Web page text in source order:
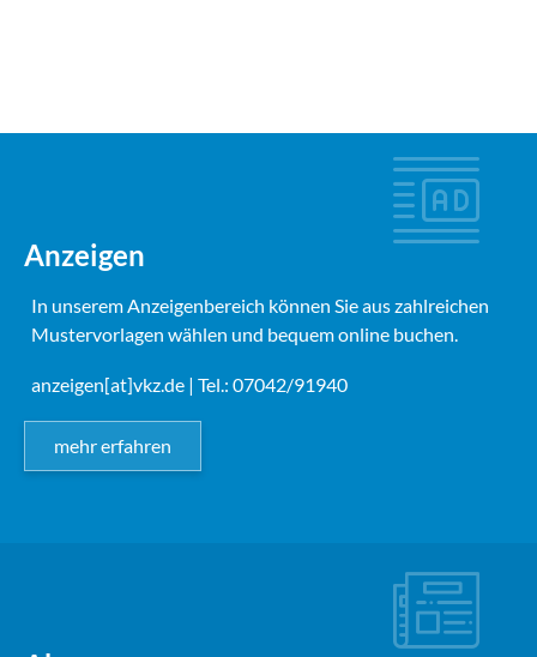
Anzeigen
In unserem Anzeigenbereich können Sie aus zahlreichen
Mustervorlagen wählen und bequem online buchen.
anzeigen[at]vkz.de | Tel.: 07042/91940
mehr erfahren